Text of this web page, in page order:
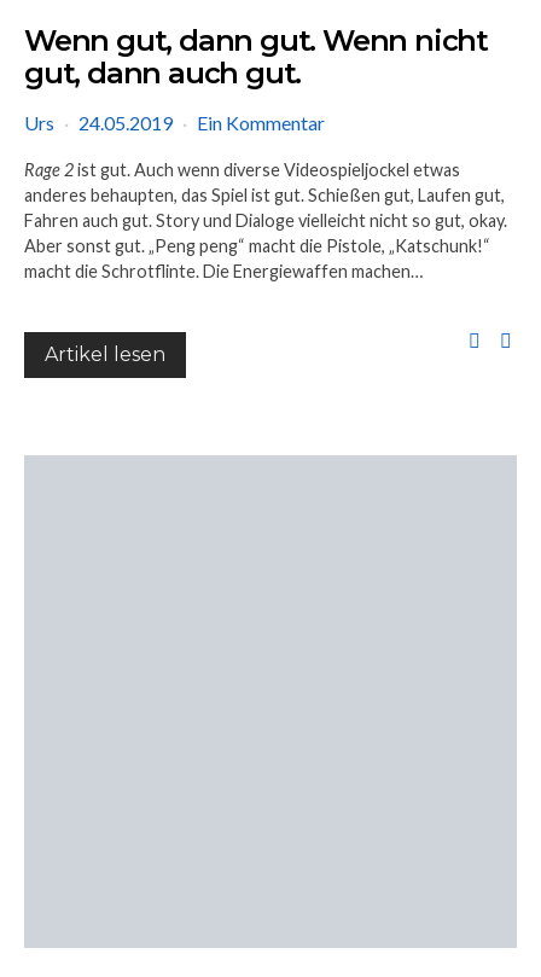
Wenn gut, dann gut. Wenn nicht
gut, dann auch gut.
Urs 24.05.2019 Ein Kommentar
Rage 2ist gut. Auch wenn diverse Videospieljockel etwas
anderes behaupten, das Spiel ist gut. Schießen gut, Laufen gut,
Fahren auch gut. Story und Dialoge vielleicht nicht so gut, okay.
Aber sonst gut. „Peng peng“ macht die Pistole, „Katschunk!“
macht die Schrotflinte. Die Energiewaffen machen…
Artikel lesen